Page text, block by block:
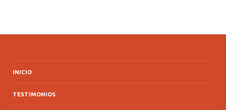
INICIO
TESTIMONIOS